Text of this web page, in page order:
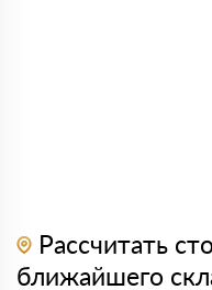
Рассчитать
ближайшего